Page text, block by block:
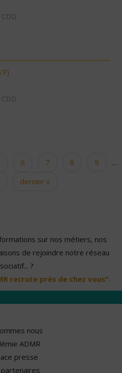
F)
6 7 8 9
…
dernier »
sur nos métiers, nos
de rejoindre notre réseau
?
recrute près de chez vous".
nous
ADMR
presse